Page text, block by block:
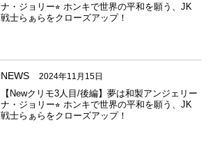
ナ・ジョリー⭐︎ ホンキで世界の平和を願う、JK
戦士らぁらをクローズアップ！
NEWS 2024年11月15日
【Newクリモ3人目/後編】夢は和製アンジェリー
ナ・ジョリー⭐︎ ホンキで世界の平和を願う、JK
戦士らぁらをクローズアップ！